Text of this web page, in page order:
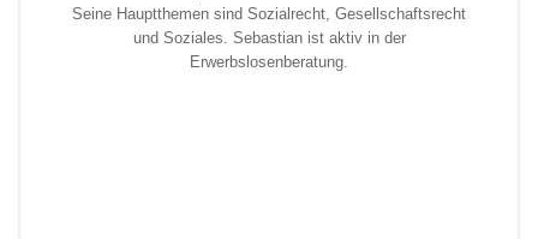
Seine Hauptthemen sind Sozialrecht, Gesellschaftsrecht
und Soziales. Sebastian ist aktiv in der
Erwerbslosenberatung.